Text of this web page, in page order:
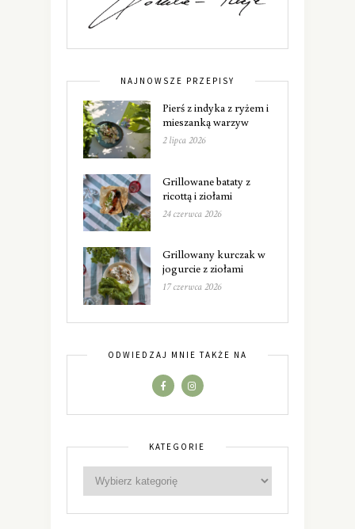
NAJNOWSZE PRZEPISY
Pierś z indyka z ryżem i
mieszanką warzyw
2 lipca 2026
Grillowane bataty z
ricottą i ziołami
24 czerwca 2026
Grillowany kurczak w
jogurcie z ziołami
17 czerwca 2026
ODWIEDZAJ MNIE TAKŻE NA
KATEGORIE